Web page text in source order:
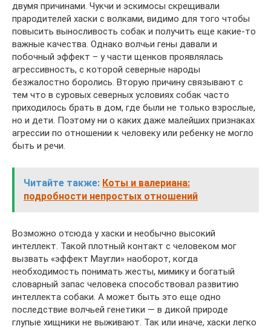
двумя причинами. Чукчи и эскимосы скрещивали
прародителей хаски с волками, видимо для того чтобы
повысить выносливость собак и получить еще какие-то
важные качества. Однако волчьи гены давали и
побочный эффект – у части щенков проявлялась
агрессивность, с которой северные народы
безжалостно боролись. Вторую причину связывают с
тем что в суровых северных условиях собак часто
приходилось брать в дом, где были не только взрослые,
но и дети. Поэтому ни о каких даже малейших признаках
агрессии по отношении к человеку или ребенку не могло
быть и речи.
Читайте также: Коты и валериана:
подробности непростых отношений
Возможно отсюда у хаски и необычно высокий
интеллект. Такой плотный контакт с человеком мог
вызвать «эффект Маугли» наоборот, когда
необходимость понимать жесты, мимику и богатый
словарный запас человека способствовал развитию
интеллекта собаки. А может быть это еще одно
последствие волчьей генетики — в дикой природе
глупые хищники не выживают. Так или иначе, хаски легко